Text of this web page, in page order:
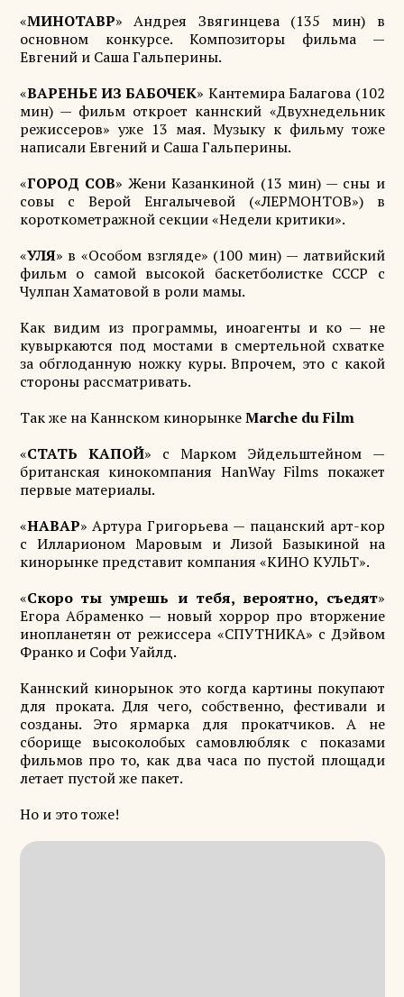
«МИНОТАВР» Андрея Звягинцева (135 мин) в
основном конкурсе. Композиторы фильма —
Евгений и Саша Гальперины.
«ВАРЕНЬЕ ИЗ БАБОЧЕК» Кантемира Балагова (102
мин) — фильм откроет каннский «Двухнедельник
режиссеров» уже 13 мая. Музыку к фильму тоже
написали Евгений и Саша Гальперины.
«ГОРОД СОВ» Жени Казанкиной (13 мин) — сны и
совы с Верой Енгалычевой («ЛЕРМОНТОВ») в
короткометражной секции «Недели критики».
«УЛЯ» в «Особом взгляде» (100 мин) — латвийский
фильм о самой высокой баскетболистке СССР с
Чулпан Хаматовой в роли мамы.
Как видим из программы, иноагенты и ко — не
кувыркаются под мостами в смертельной схватке
за обглоданную ножку куры. Впрочем, это с какой
стороны рассматривать.
Так же на Каннском кинорынкеMarche du Film
«СТАТЬ КАПОЙ» с Марком Эйдельштейном —
британская кинокомпания HanWay Films покажет
первые материалы.
«НАВАР» Артура Григорьева — пацанский арт-кор
с Илларионом Маровым и Лизой Базыкиной на
кинорынке представит компания «КИНО КУЛЬТ».
«Скоро ты умрешь и тебя, вероятно, съедят»
Егора Абраменко — новый хоррор про вторжение
инопланетян от режиссера «СПУТНИКА» с Дэйвом
Франко и Софи Уайлд.
Каннский кинорынок это когда картины покупают
для проката. Для чего, собственно, фестивали и
созданы. Это ярмарка для прокатчиков. А не
сборище высоколобых самовлюбляк с показами
фильмов про то, как два часа по пустой площади
летает пустой же пакет.
Но и это тоже!